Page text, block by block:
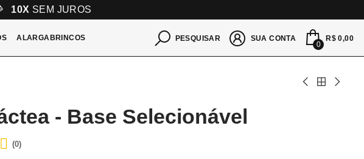
10X SEM JUROS
ALARGABRINCOS PESQUISAR SUA CONTA
0
R$ 0,00
- Base Selecionável
(0)